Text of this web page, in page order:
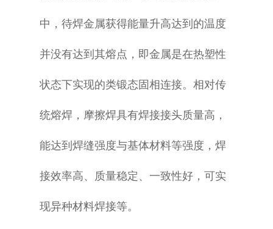
中，待焊金属获得能量升高达到的温度
并没有达到其熔点，即金属是在热塑性
状态下实现的类锻态固相连接。 相对传
统熔焊，摩擦焊具有焊接接头质量高，
能达到焊缝强度与基体材料等强度，焊
接效率高、质量稳定、一致性好，可实
现异种材料焊接等。